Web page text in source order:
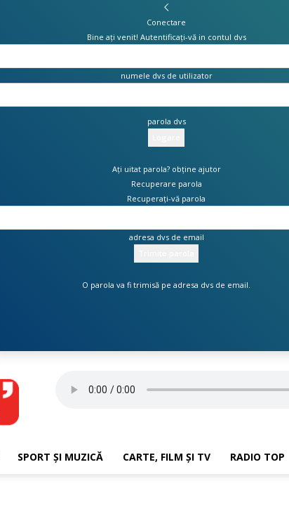
Conectare
Bine ați venit! Autentificați-vă in contul dvs
numele dvs de utilizator
parola dvs
Ați uitat parola? obține ajutor
Recuperare parola
Recuperați-vă parola
adresa dvs de email
O parola va fi trimisă pe adresa dvs de email.
SPORT ȘI MUZICĂ CARTE, FILM ȘI TV RADIO TOP